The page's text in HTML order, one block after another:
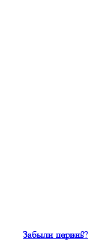
Забыли пароль?
Забыли логин?